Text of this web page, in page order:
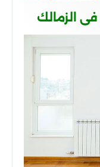
الزمالك